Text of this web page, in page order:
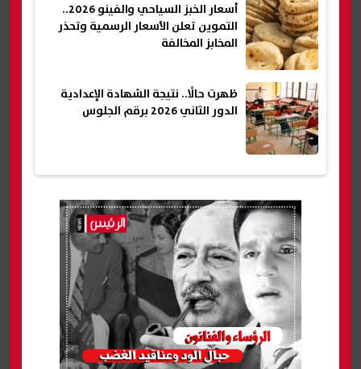
أسعار الخبز السياحي والفينو 2026..
التموين تعلن الأسعار الرسمية وتحذر
المخابز المخالفة
ظهرت حالًا.. نتيجة الشهادة الإعدادية
الدور الثاني 2026 برقم الجلوس